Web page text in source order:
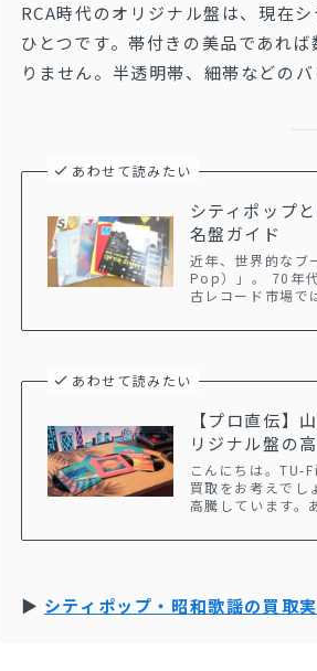
RCA時代のオリジナル盤は、現在
ひとつです。帯付きの美品であれ
りません。半透明帯、細帯などの
あわせて読みたい
シティポップ
名盤ガイド
近年、世界的なブ
Pop）」。 70年
古レコード市場
あわせて読みたい
【プロ直伝】
リジナル盤の
こんにちは。TU-
買取をお考えでし
高騰しています。
▶ シティポップ・昭和歌謡の買取